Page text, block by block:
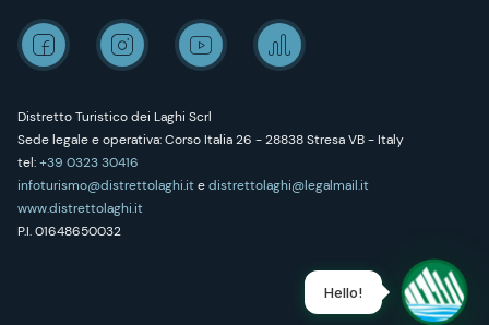
Distretto Turistico dei Laghi Scrl
Sede legale e operativa: Corso Italia 26 - 28838 Stresa VB - Italy
tel:+39 0323 30416
infoturismo@distrettolaghi.itedistrettolaghi@legalmail.it
www.distrettolaghi.it
P.I. 01648650032